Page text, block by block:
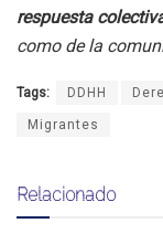
respuesta
como de la
Tags: DDHH
Migrantes
Relacionado